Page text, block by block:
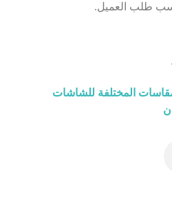
طلب العميل.
المختلفة للشاشات